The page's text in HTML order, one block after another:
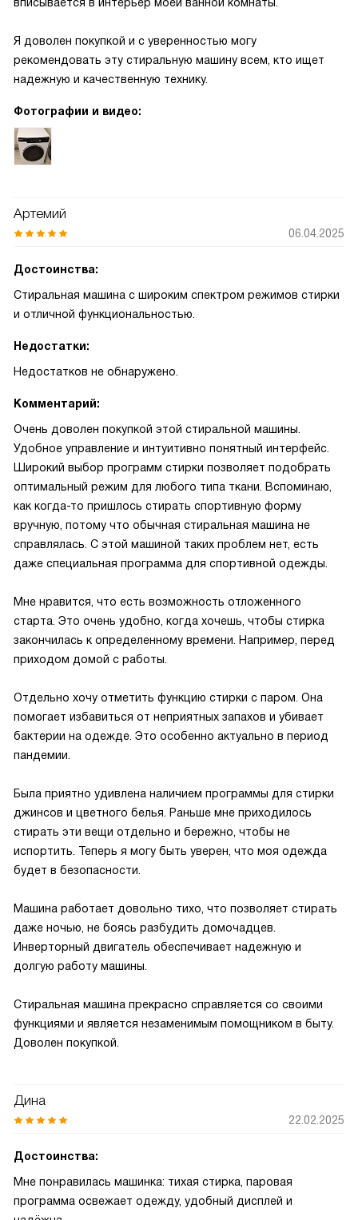
Я доволен покупкой и с уверенностью могу
рекомендовать эту стиральную машину всем, кто ищет
надежную и качественную технику.
Фотографии и видео:
Артемий
06.04.2025
Достоинства:
Стиральная машина с широким спектром режимов стирки
и отличной функциональностью.
Недостатки:
Недостатков не обнаружено.
Комментарий:
Очень доволен покупкой этой стиральной машины.
Удобное управление и интуитивно понятный интерфейс.
Широкий выбор программ стирки позволяет подобрать
оптимальный режим для любого типа ткани. Вспоминаю,
как когда-то пришлось стирать спортивную форму
вручную, потому что обычная стиральная машина не
справлялась. С этой машиной таких проблем нет, есть
даже специальная программа для спортивной одежды.
Мне нравится, что есть возможность отложенного
старта. Это очень удобно, когда хочешь, чтобы стирка
закончилась к определенному времени. Например, перед
приходом домой с работы.
Отдельно хочу отметить функцию стирки с паром. Она
помогает избавиться от неприятных запахов и убивает
бактерии на одежде. Это особенно актуально в период
пандемии.
Была приятно удивлена наличием программы для стирки
джинсов и цветного белья. Раньше мне приходилось
стирать эти вещи отдельно и бережно, чтобы не
испортить. Теперь я могу быть уверен, что моя одежда
будет в безопасности.
Машина работает довольно тихо, что позволяет стирать
даже ночью, не боясь разбудить домочадцев.
Инверторный двигатель обеспечивает надежную и
долгую работу машины.
Стиральная машина прекрасно справляется со своими
функциями и является незаменимым помощником в быту.
Доволен покупкой.
Дина
22.02.2025
Достоинства:
Мне понравилась машинка: тихая стирка, паровая
программа освежает одежду, удобный дисплей и